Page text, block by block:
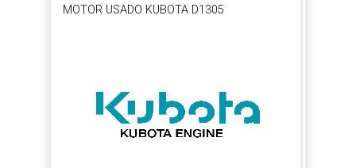
MOTOR USADO KUBOTA D1305